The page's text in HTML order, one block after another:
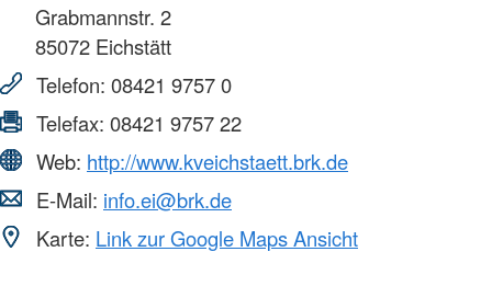
Grabmannstr. 2
85072 Eichstätt
Telefon: 08421 9757 0
Telefax: 08421 9757 22
Web: http://www.kveichstaett.brk.de
E-Mail: info.ei@brk.de
Karte: Link zur Google Maps Ansicht